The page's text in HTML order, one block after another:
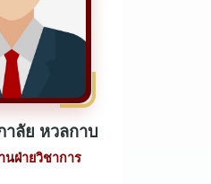
าลัย หวลกาบ
นฝ่ายวิชาการ